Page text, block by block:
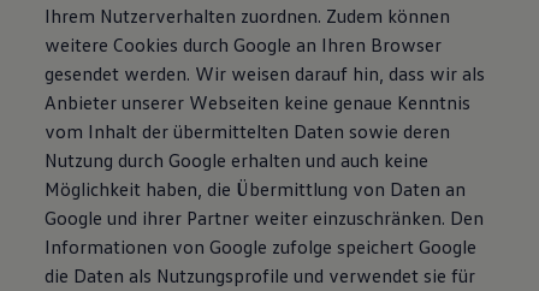
Ihrem Nutzerverhalten zuordnen. Zudem können
weitere Cookies durch Google an Ihren Browser
gesendet werden. Wir weisen darauf hin, dass wir als
Anbieter unserer Webseiten keine genaue Kenntnis
vom Inhalt der übermittelten Daten sowie deren
Nutzung durch Google erhalten und auch keine
Möglichkeit haben, die Übermittlung von Daten an
Google und ihrer Partner weiter einzuschränken. Den
Informationen von Google zufolge speichert Google
die Daten als Nutzungsprofile und verwendet sie für